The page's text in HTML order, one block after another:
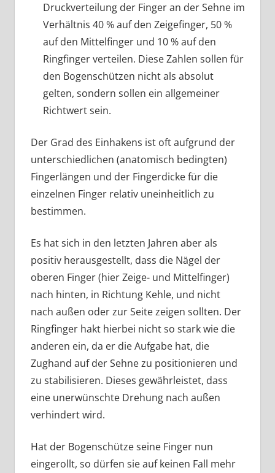
Druckverteilung der Finger an der Sehne im
Verhältnis 40 % auf den Zeigefinger, 50 %
auf den Mittelfinger und 10 % auf den
Ringfinger verteilen. Diese Zahlen sollen für
den Bogenschützen nicht als absolut
gelten, sondern sollen ein allgemeiner
Richtwert sein.
Der Grad des Einhakens ist oft aufgrund der
unterschiedlichen (anatomisch bedingten)
Fingerlängen und der Fingerdicke für die
einzelnen Finger relativ uneinheitlich zu
bestimmen.
Es hat sich in den letzten Jahren aber als
positiv herausgestellt, dass die Nägel der
oberen Finger (hier Zeige- und Mittelfinger)
nach hinten, in Richtung Kehle, und nicht
nach außen oder zur Seite zeigen sollten. Der
Ringfinger hakt hierbei nicht so stark wie die
anderen ein, da er die Aufgabe hat, die
Zughand auf der Sehne zu positionieren und
zu stabilisieren. Dieses gewährleistet, dass
eine unerwünschte Drehung nach außen
verhindert wird.
Hat der Bogenschütze seine Finger nun
eingerollt, so dürfen sie auf keinen Fall mehr